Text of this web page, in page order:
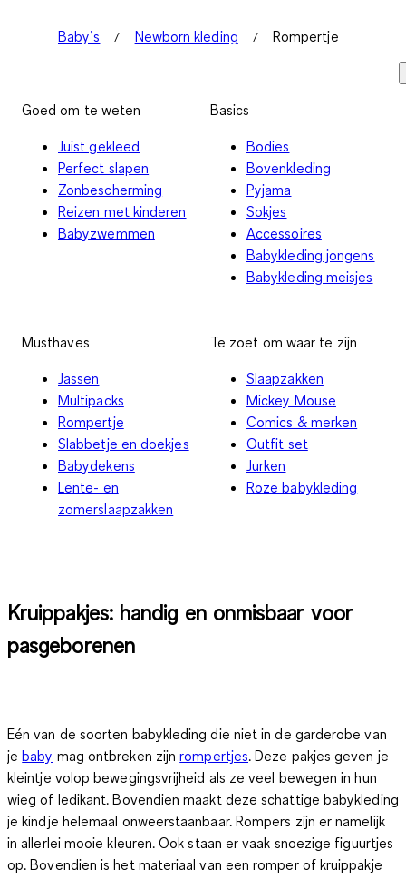
Baby’s Newborn kleding Rompertje
Goed om te weten
Juist gekleed
Perfect slapen
Zonbescherming
Reizen met kinderen
Babyzwemmen
Basics
Bodies
Bovenkleding
Pyjama
Sokjes
Accessoires
Babykleding jongens
Babykleding meisjes
Musthaves
Jassen
Multipacks
Rompertje
Slabbetje en doekjes
Babydekens
Lente- en
zomerslaapzakken
Te zoet om waar te zijn
Slaapzakken
Mickey Mouse
Comics & merken
Outfit set
Jurken
Roze babykleding
Kruippakjes: handig en onmisbaar voor
pasgeborenen
Eén van de soorten babykleding die niet in de garderobe van
jebaby mag ontbreken zijnrompertjes. Deze pakjes geven je
kleintje volop bewegingsvrijheid als ze veel bewegen in hun
wieg of ledikant. Bovendien maakt deze schattige babykleding
je kindje helemaal onweerstaanbaar. Rompers zijn er namelijk
in allerlei mooie kleuren. Ook staan er vaak snoezige figuurtjes
op. Bovendien is het materiaal van een romper of kruippakje